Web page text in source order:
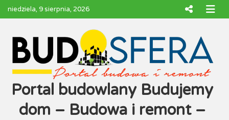
Skipniedziela, 9 sierpnia, 2026
Portal budowlany Budujemy
dom – Budowa i remont –